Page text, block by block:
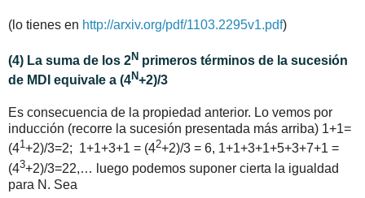
(lo tienes en http://arxiv.org/pdf/1103.2295v1.pdf)
(4) La suma de los 2N primeros términos de la sucesión
de MDI equivale a (4N+2)/3
Es consecuencia de la propiedad anterior. Lo vemos por
inducción (recorre la sucesión presentada más arriba) 1+1=
(41+2)/3=2; 1+1+3+1 = (42+2)/3 = 6, 1+1+3+1+5+3+7+1 =
(43+2)/3=22,… luego podemos suponer cierta la igualdad
para N. Sea